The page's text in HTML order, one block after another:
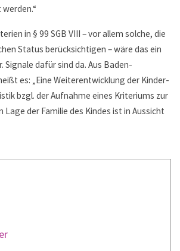
in § 99 SGB VIII – vor allem solche, die
Status berücksichtigen – wäre das ein
Signale dafür sind da. Aus Baden-
es: „Eine Weiterentwicklung der Kinder-
bzgl. der Aufnahme eines Kriteriums zur
der Familie des Kindes ist in Aussicht